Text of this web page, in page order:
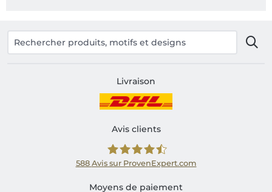
Livraison
Avis clients
Shirtinator FR
588 Avis sur ProvenExpert.com
Moyens de paiement